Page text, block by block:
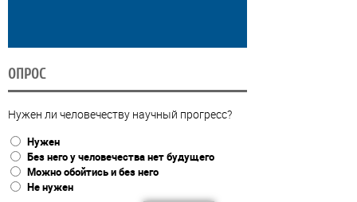
ОПРОС
Нужен ли человечеству научный прогресс?
Нужен
Без него у человечества нет будущего
Можно обойтись и без него
Не нужен